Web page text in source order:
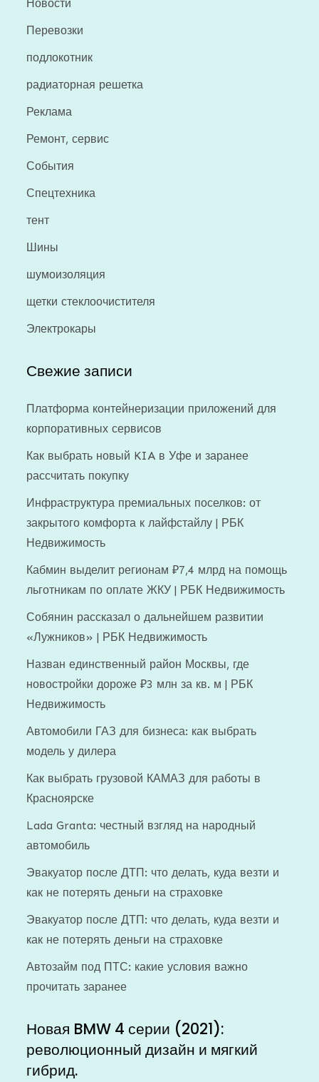
Новости
Перевозки
подлокотник
радиаторная решетка
Реклама
Ремонт, сервис
События
Спецтехника
тент
Шины
шумоизоляция
щетки стеклоочистителя
Электрокары
Свежие записи
Платформа контейнеризации приложений для
корпоративных сервисов
Как выбрать новый KIA в Уфе и заранее
рассчитать покупку
Инфраструктура премиальных поселков: от
закрытого комфорта к лайфстайлу | РБК
Недвижимость
Кабмин выделит регионам ₽7,4 млрд на помощь
льготникам по оплате ЖКУ | РБК Недвижимость
Собянин рассказал о дальнейшем развитии
«Лужников» | РБК Недвижимость
Назван единственный район Москвы, где
новостройки дороже ₽3 млн за кв. м | РБК
Недвижимость
Автомобили ГАЗ для бизнеса: как выбрать
модель у дилера
Как выбрать грузовой КАМАЗ для работы в
Красноярске
Lada Granta: честный взгляд на народный
автомобиль
Эвакуатор после ДТП: что делать, куда везти и
как не потерять деньги на страховке
Эвакуатор после ДТП: что делать, куда везти и
как не потерять деньги на страховке
Автозайм под ПТС: какие условия важно
прочитать заранее
Новая BMW 4 серии (2021):
революционный дизайн и мягкий
гибрид.